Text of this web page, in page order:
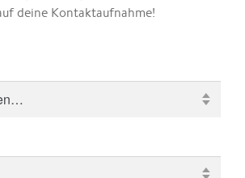
deine Kontaktaufnahme!